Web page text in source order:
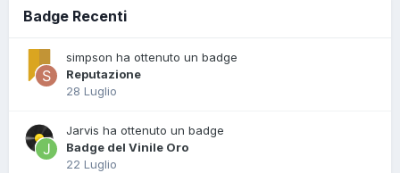
Badge Recenti
simpson ha ottenuto un badge
Reputazione
28 Luglio
Jarvis ha ottenuto un badge
Badge del Vinile Oro
22 Luglio